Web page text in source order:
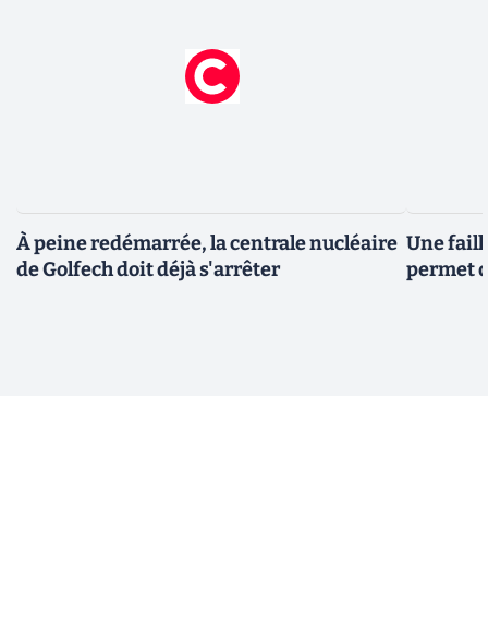
À peine redémarrée, la centrale nucléaire
de Golfech doit déjà s'arrêter
Une
permet